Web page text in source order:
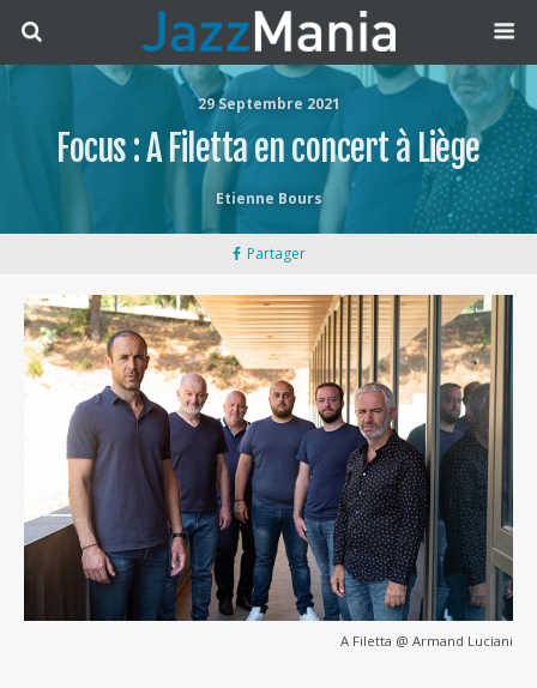
29 Septembre 2021
Focus : A Filetta en concert à Liège
Etienne Bours
Partager
A Filetta @ Armand Luciani